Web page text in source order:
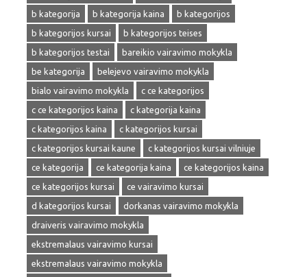
b kategorija
b kategorija kaina
b kategorijos
b kategorijos kursai
b kategorijos teises
b kategorijos testai
bareikio vairavimo mokykla
be kategorija
belejevo vairavimo mokykla
bialo vairavimo mokykla
c ce kategorijos
c ce kategorijos kaina
c kategorija kaina
c kategorijos kaina
c kategorijos kursai
c kategorijos kursai kaune
c kategorijos kursai vilniuje
ce kategorija
ce kategorija kaina
ce kategorijos kaina
ce kategorijos kursai
ce vairavimo kursai
d kategorijos kursai
dorkanas vairavimo mokykla
draiveris vairavimo mokykla
ekstremalaus vairavimo kursai
ekstremalaus vairavimo mokykla